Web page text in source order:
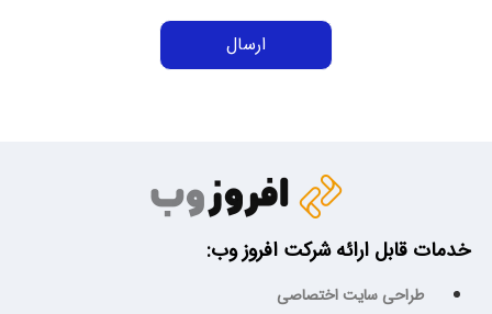
خدمات قابل ارائه شرکت افروز وب:
طراحی سایت اختصاصی